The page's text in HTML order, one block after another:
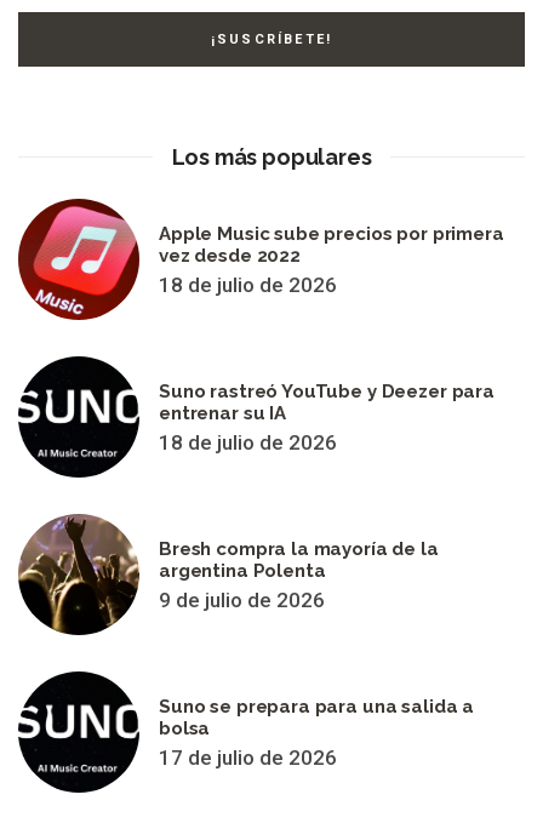
Los más populares
Apple Music sube precios por primera
vez desde 2022
18 de julio de 2026
Suno rastreó YouTube y Deezer para
entrenar su IA
18 de julio de 2026
Bresh compra la mayoría de la
argentina Polenta
9 de julio de 2026
Suno se prepara para una salida a
bolsa
17 de julio de 2026